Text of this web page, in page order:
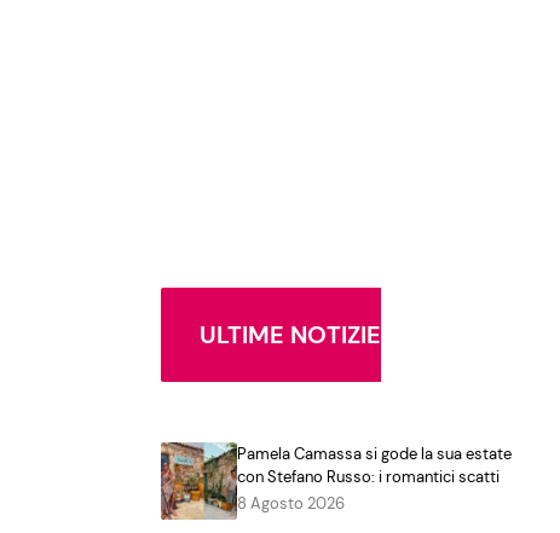
ULTIME NOTIZIE
Pamela Camassa si gode la sua estate
con Stefano Russo: i romantici scatti
8 Agosto 2026